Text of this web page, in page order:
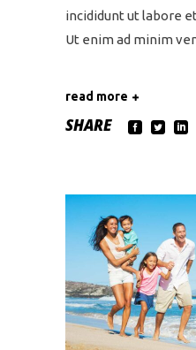
incididunt ut labore
Ut enim ad minim
read more
SHARE